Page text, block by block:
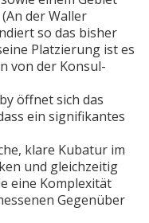
der Waller
so das bisher
Platzierung ist es
von der Konsul-
öffnet sich das
ein signifikantes
klare Kubatur im
und gleichzeitig
eine Komplexität
Gegenüber